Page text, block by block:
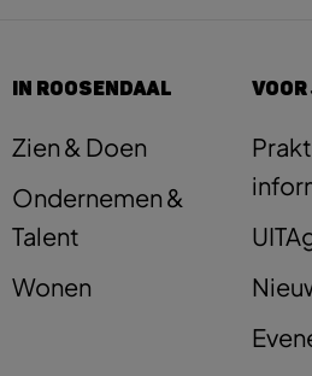
IN ROOSENDAAL
Zien & Doen
Ondernemen &
Talent
Wonen
VOOR